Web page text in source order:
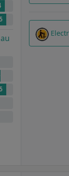
100 cycles par